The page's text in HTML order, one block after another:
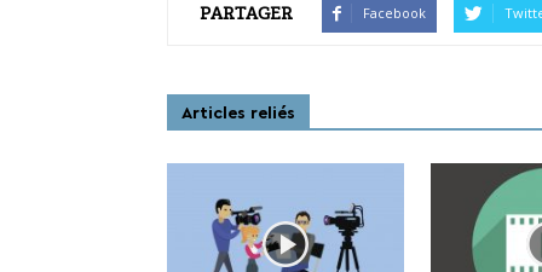
PARTAGER Facebook
Articles reliés